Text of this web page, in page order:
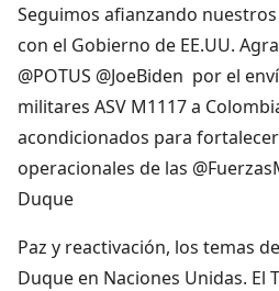
Seguimos afianzando
con el Gobierno de EE.UU.
@POTUS @JoeBiden por el
militares ASV M1117 a
acondicionados para
operacionales de las
Duque
Paz y reactivación, los temas
Duque en Naciones Unidas. El